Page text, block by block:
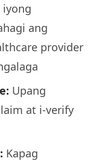
iyong
ang
provider
: Upang
at i-verify
: Kapag